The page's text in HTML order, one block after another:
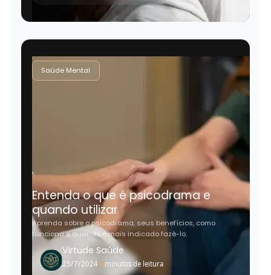
Saúde Mental
Entenda o que é psicodrama e
quando utilizar
Aprenda sobre o psicodrama, seus benefícios, como
funciona e quando é mais indicado fazê-lo.
Virtude Saúde
25/7/2024• minutos de leitura